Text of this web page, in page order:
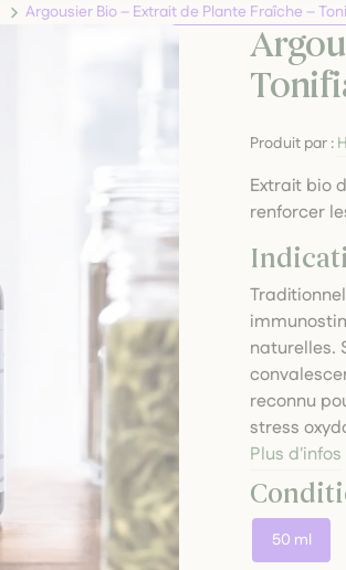
Argousier Bio – Extrait de Plante Fraîche –
Produit par :
Extrait bio
renforcer
naturelles.
reconnu
stress
Plus d'infos
50 ml